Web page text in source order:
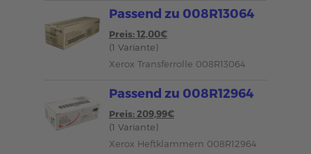
Passend zu 008R13064
Preis: 12,00€
(1 Variante)
Xerox Transferrolle 008R13064
Passend zu 008R12964
Preis: 209,99€
(1 Variante)
Xerox Heftklammern 008R12964